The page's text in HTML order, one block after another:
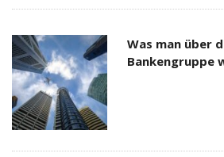
Was man über
Bankengruppe